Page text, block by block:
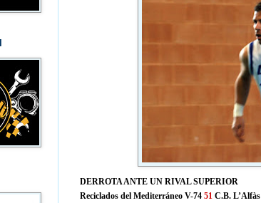
DERROTA ANTE UN RIVAL SUPERIOR
Reciclados del Mediterráneo V-74 51C.B. L’Alfàs